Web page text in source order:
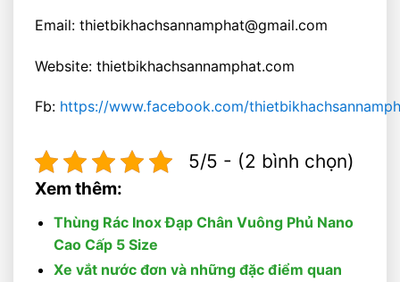
Email: thietbikhachsannamphat@gmail.com
Website: thietbikhachsannamphat.com
Fb: https://www.facebook.com/
5/5 - (2 bình chọn)
Xem thêm:
Thùng Rác Inox Đạp Chân Vuông Phủ Nano
Cao Cấp 5 Size
Xe vắt nước đơn và những đặc điểm quan